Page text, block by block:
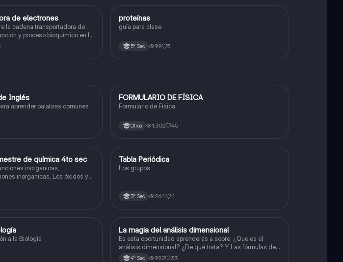
de electrones
la cadena transportadora de
y proceso bioquímico en la
esquemas y explicaciones
el gradiente de protones y
Biología
proteínas
guía para clase
5° Sec 99 5
Inglés
aprender palabras comunes
Física
FORMULARIO DE FÍSICA
Formulario de Física
Otros 1,302 45
de química 4to sec
inorganicas,
inorganicas, Los óxidos y
Química
Tabla Periódica
Los grupos
3° Sec 264 4
a la Biología
Física
La magia del análisis dimensional
Es esta oportunidad aprenderás a sobre: ¿Que es el
análisis dimensional? ¿De qué trata? Y Las fórmulas de
las magnitudes fundamentales y derivadas.
4° Sec 992 33